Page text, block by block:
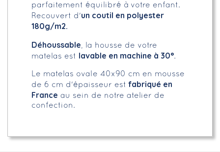
parfaitement équilibré à votre enfant.
Recouvert d' un coutil en polyester
180g/m2.
Déhoussable, la housse de votre
matelas est lavable en machine à 30°.
Le matelas ovale 40x90 cm en mousse
de 6 cm d'épaisseur est fabriqué en
France au sein de notre atelier de
confection.